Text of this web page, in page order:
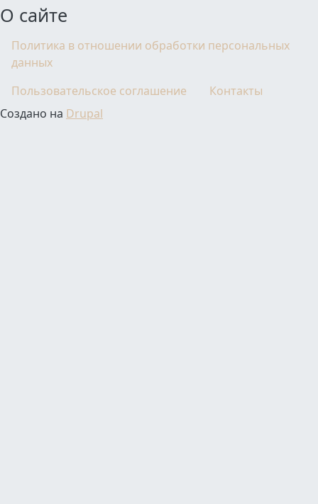
О сайте
Политика в отношении обработки персональных
данных
Пользовательское соглашение
Контакты
Создано на Drupal